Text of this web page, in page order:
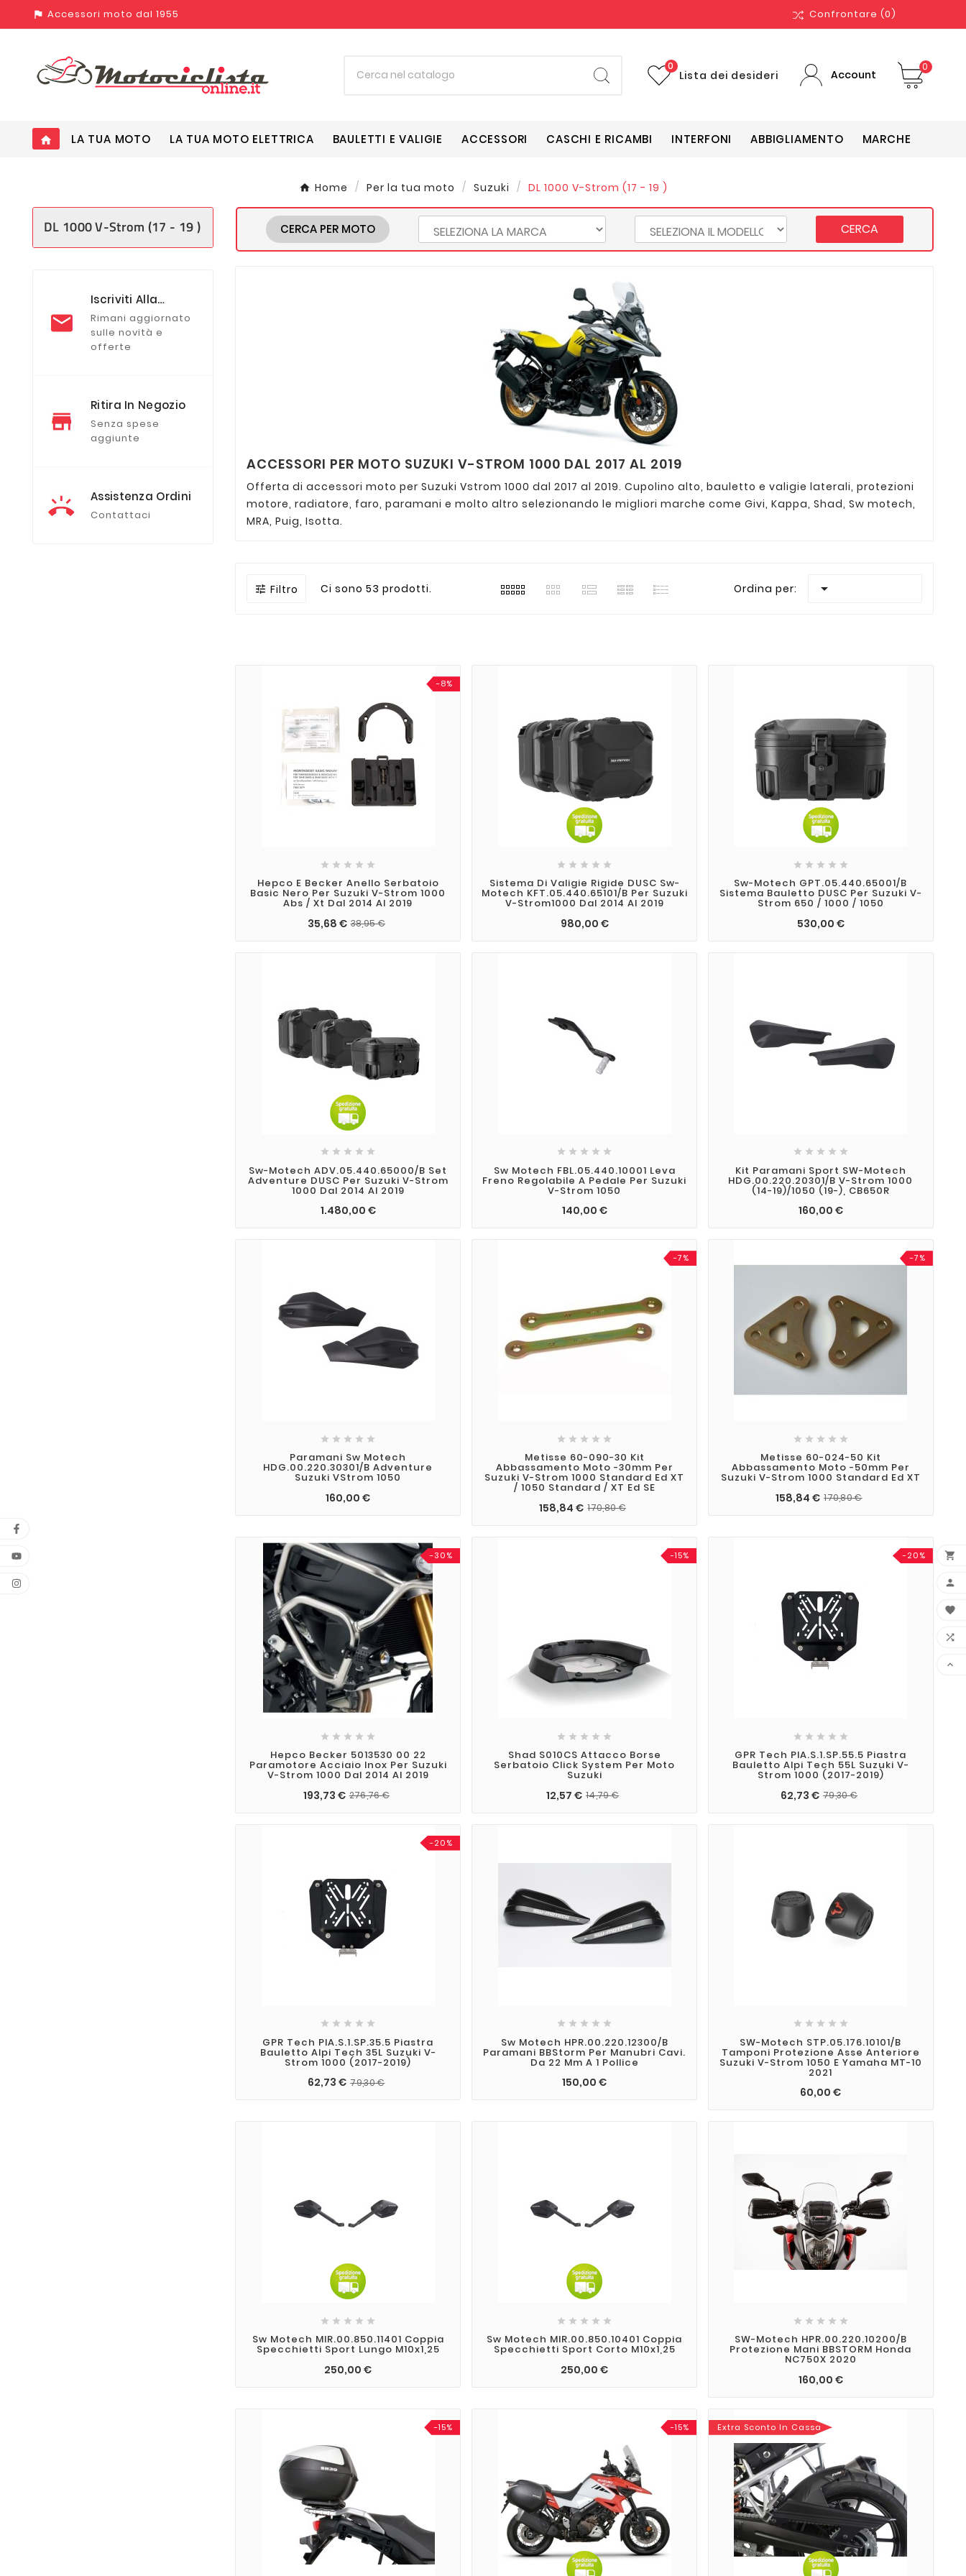
assistant_photo Accessori moto dal 1955 Confrontare (0)
Lista dei desideri
0
Account
0
home LA TUA MOTO LA TUA MOTO ELETTRICA BAULETTI E VALIGIE ACCESSORI CASCHI E RICAMBI INTERFONI ABBIGLIAMENTO MARCHE
Home Per la tua moto Suzuki DL 1000 V-Strom (17 - 19 )
DL 1000 V-Strom (17 - 19 )
Iscriviti Alla
Newsletter
Rimani aggiornato
sulle novità e
offerte
Ritira In Negozio
Senza spese
aggiunte
Assistenza Ordini
Contattaci
CERCA PER MOTO CERCA
ACCESSORI PER MOTO SUZUKI V-STROM 1000 DAL 2017 AL 2019
Offerta di accessori moto per Suzuki Vstrom 1000 dal 2017 al 2019. Cupolino alto, bauletto e valigie laterali, protezioni
motore, radiatore, faro, paramani e molto altro selezionando le migliori marche come Givi, Kappa, Shad, Sw motech,
MRA, Puig, Isotta.
 Filtro Ci sono 53 prodotti. Ordina per: 
-8%
    
Hepco E Becker Anello Serbatoio
Basic Nero Per Suzuki V-Strom 1000
Abs / Xt Dal 2014 Al 2019
35,68 € 38,95 €
    
Sistema Di Valigie Rigide DUSC Sw-
Motech KFT.05.440.65101/B Per Suzuki
V-Strom1000 Dal 2014 Al 2019
980,00 €
    
Sw-Motech GPT.05.440.65001/B
Sistema Bauletto DUSC Per Suzuki V-
Strom 650 / 1000 / 1050
530,00 €
    
Sw-Motech ADV.05.440.65000/B Set
Adventure DUSC Per Suzuki V-Strom
1000 Dal 2014 Al 2019
1.480,00 €
    
Sw Motech FBL.05.440.10001 Leva
Freno Regolabile A Pedale Per Suzuki
V-Strom 1050
140,00 €
    
Kit Paramani Sport SW-Motech
HDG.00.220.20301/B V-Strom 1000
(14-19)/1050 (19-), CB650R
160,00 €
    
Paramani Sw Motech
HDG.00.220.30301/B Adventure
Suzuki VStrom 1050
160,00 €
-7%
    
Metisse 60-090-30 Kit
Abbassamento Moto -30mm Per
Suzuki V-Strom 1000 Standard Ed XT
/ 1050 Standard / XT Ed SE
158,84 € 170,80 €
-7%
    
Metisse 60-024-50 Kit
Abbassamento Moto -50mm Per
Suzuki V-Strom 1000 Standard Ed XT
158,84 € 170,80 €
-30%
    
Hepco Becker 5013530 00 22
Paramotore Acciaio Inox Per Suzuki
V-Strom 1000 Dal 2014 Al 2019
193,73 € 276,76 €
-15%
    
Shad S010CS Attacco Borse
Serbatoio Click System Per Moto
Suzuki
12,57 € 14,79 €
-20%
    
GPR Tech PIA.S.1.SP.55.5 Piastra
Bauletto Alpi Tech 55L Suzuki V-
Strom 1000 (2017-2019)
62,73 € 79,30 €
-20%
    
GPR Tech PIA.S.1.SP.35.5 Piastra
Bauletto Alpi Tech 35L Suzuki V-
Strom 1000 (2017-2019)
62,73 € 79,30 €
    
Sw Motech HPR.00.220.12300/B
Paramani BBStorm Per Manubri Cavi.
Da 22 Mm A 1 Pollice
150,00 €
    
SW-Motech STP.05.176.10101/B
Tamponi Protezione Asse Anteriore
Suzuki V-Strom 1050 E Yamaha MT-10
2021
60,00 €
    
Sw Motech MIR.00.850.11401 Coppia
Specchietti Sport Lungo M10x1,25
250,00 €
    
Sw Motech MIR.00.850.10401 Coppia
Specchietti Sport Corto M10x1,25
250,00 €
    
SW-Motech HPR.00.220.10200/B
Protezione Mani BBSTORM Honda
NC750X 2020
160,00 €
-15% -15% Extra Sconto In Cassa




